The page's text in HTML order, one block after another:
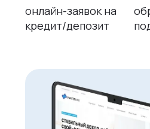
онлайн-заявок на
кредит/депозит